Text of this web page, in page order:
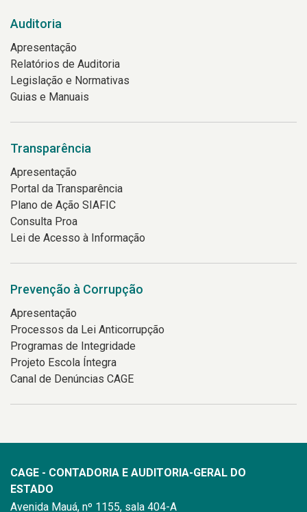
Auditoria
Apresentação
Relatórios de Auditoria
Legislação e Normativas
Guias e Manuais
Transparência
Apresentação
Portal da Transparência
Plano de Ação SIAFIC
Consulta Proa
Lei de Acesso à Informação
Prevenção à Corrupção
Apresentação
Processos da Lei Anticorrupção
Programas de Integridade
Projeto Escola Íntegra
Canal de Denúncias CAGE
CAGE - CONTADORIA E AUDITORIA-GERAL DO
ESTADO
Avenida Mauá, nº 1155, sala 404-A